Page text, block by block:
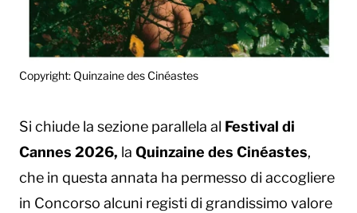
Copyright: Quinzaine des Cinéastes
Si chiude la sezione parallela al Festival di
Cannes 2026, la Quinzaine des Cinéastes,
che in questa annata ha permesso di accogliere
in Concorso alcuni registi di grandissimo valore